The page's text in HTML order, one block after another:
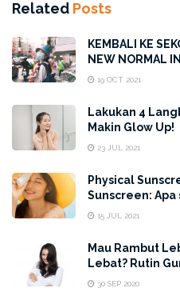
Related Posts
KEMBALI KE
NEW NORMAL
19 OCT 2021
Lakukan 4
Makin Glow Up!
23 JUL 2021
Physical
Sunscreen:
15 JUL 2021
Mau Rambut
Lebat? Rutin
30 SEP 2020